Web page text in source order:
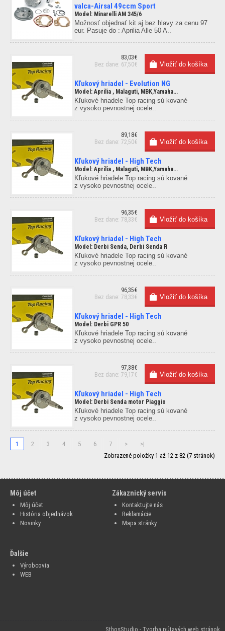
valca-Airsal 49ccm Sport
Model: Minarelli AM 345/6
Možnosť objednať kit aj bez hlavy za cenu 97
eur. Pasuje do : Aprilia Alle 50 A..
83,03€
Bez dane: 67,50€
Kľukový hriadel - Evolution NG
Model: Aprilia , Malaguti, MBK,Yamaha...
Kľukové hriadele Top racing sú kované
z vysoko pevnostnej ocele..
89,18€
Bez dane: 72,50€
Kľukový hriadel - High Tech
Model: Aprilia , Malaguti, MBK,Yamaha...
Kľukové hriadele Top racing sú kované
z vysoko pevnostnej ocele..
96,35€
Bez dane: 78,33€
Kľukový hriadel - High Tech
Model: Derbi Senda, Derbi Senda R
Kľukové hriadele Top racing sú kované
z vysoko pevnostnej ocele..
96,35€
Bez dane: 78,33€
Kľukový hriadel - High Tech
Model: Derbi GPR 50
Kľukové hriadele Top racing sú kované
z vysoko pevnostnej ocele..
97,38€
Bez dane: 79,17€
Kľukový hriadel - High Tech
Model: Derbi Senda motor Piaggio
Kľukové hriadele Top racing sú kované
z vysoko pevnostnej ocele..
1 2 3 4 5 6 7 >
>|
Zobrazené položky 1 až 12 z 82 (7 stránok)
Môj účet
Môj účet
História objednávok
Novinky
Zákaznický servis
Kontaktujte nás
Reklamácie
Mapa stránky
Ďalšie
Výrobcovia
WEB
SthosStudio - Tvorba pútavých web stránok